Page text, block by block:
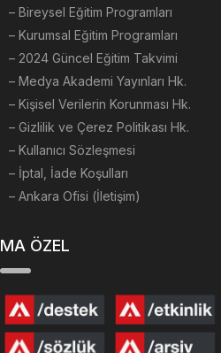
– Bireysel Eğitim Programları
– Kurumsal Eğitim Programları
– 2024 Güncel Eğitim Takvimi
– Medya Akademi Yayınları Hk.
– Kişisel Verilerin Korunması Hk.
– Gizlilik ve Çerez Politikası Hk.
– Kullanıcı Sözleşmesi
– İptal, İade Koşulları
– Ankara Ofisi (İletişim)
MA ÖZEL